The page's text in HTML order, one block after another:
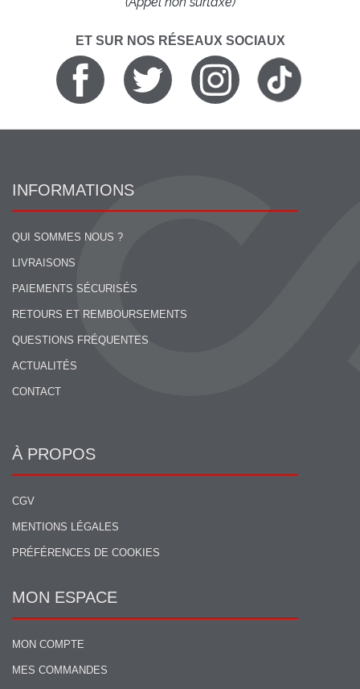
ET SUR NOS RÉSEAUX SOCIAUX
INFORMATIONS
QUI SOMMES NOUS ?
LIVRAISONS
PAIEMENTS SÉCURISÉS
RETOURS ET REMBOURSEMENTS
QUESTIONS FRÉQUENTES
ACTUALITÉS
CONTACT
À PROPOS
CGV
MENTIONS LÉGALES
PRÉFÉRENCES DE COOKIES
MON ESPACE
MON COMPTE
MES COMMANDES